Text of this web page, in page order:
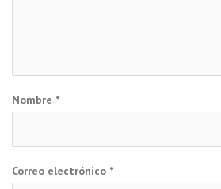
Nombre *
Correo electrónico *